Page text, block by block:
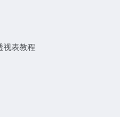
视表教程